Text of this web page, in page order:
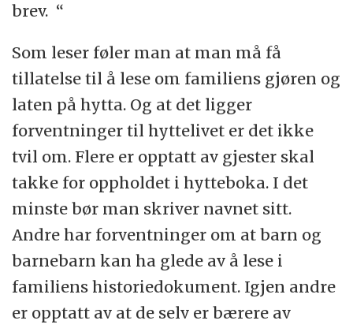
brev. “
Som leser føler man at man må få
tillatelse til å lese om familiens gjøren og
laten på hytta. Og at det ligger
forventninger til hyttelivet er det ikke
tvil om. Flere er opptatt av gjester skal
takke for oppholdet i hytteboka. I det
minste bør man skriver navnet sitt.
Andre har forventninger om at barn og
barnebarn kan ha glede av å lese i
familiens historiedokument. Igjen andre
er opptatt av at de selv er bærere av